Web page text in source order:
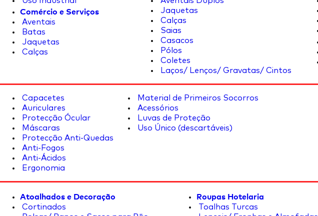
Comércio e Serviços
Aventais
Batas
Jaquetas
Calças
Jaquetas
Calças
Saias
Casacos
Pólos
Coletes
Laços/ Lenços/ Gravatas/ Cintos
Capacetes
Auriculares
Protecção Ócular
Máscaras
Protecção Anti-Quedas
Anti-Fogos
Anti-Ácidos
Ergonomia
Material de Primeiros Socorros
Acessórios
Luvas de Proteção
Uso Único (descartáveis)
Atoalhados e Decoração
Cortinados
Roupas Hotelaria
Toalhas Turcas